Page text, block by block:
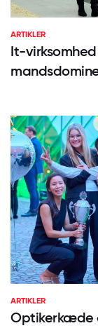
ARTIKLER
It-
ARTIKLER
Optikerkæde